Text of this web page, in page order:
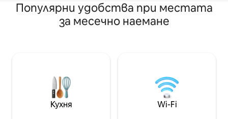
Популярни удобства при местата
за месечно наемане
Кухня Wi-Fi